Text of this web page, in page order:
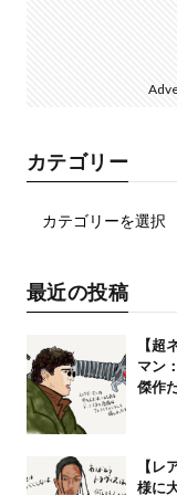
カテゴリー
最近の投稿
【超
マン
傑作
【レ
様に